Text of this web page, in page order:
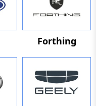
Forthing